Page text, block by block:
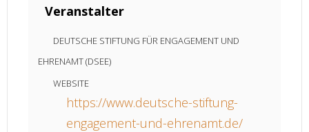
Veranstalter
DEUTSCHE STIFTUNG FÜR ENGAGEMENT UND
EHRENAMT (DSEE)
WEBSITE
https://www.deutsche-stiftung-
engagement-und-ehrenamt.de/